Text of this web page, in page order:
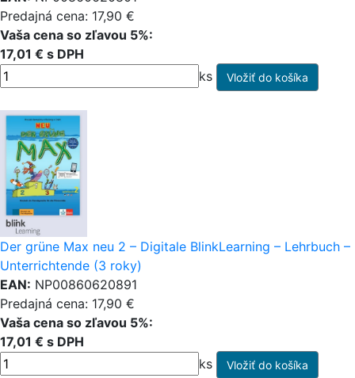
Predajná cena: 17,90 €
Vaša cena so zľavou 5%:
17,01 € s DPH
ks
Der grüne Max neu 2 – Digitale BlinkLearning – Lehrbuch –
Unterrichtende (3 roky)
EAN: NP00860620891
Predajná cena: 17,90 €
Vaša cena so zľavou 5%:
17,01 € s DPH
ks